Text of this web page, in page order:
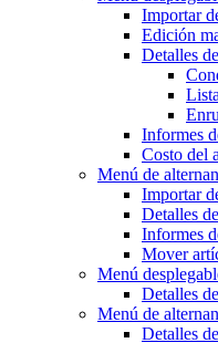
Importar
Edición
Detalles
Informes
Costo del
Menú de
Importar
Detalles
Informes
Mover
Menú
Detalles
Menú de
Detalles